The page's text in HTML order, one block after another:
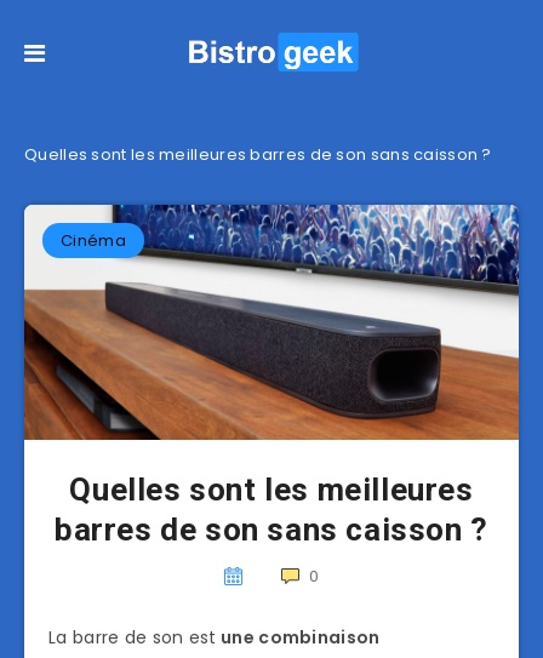
Quelles sont les meilleures barres de son sans caisson ?
Cinéma
Quelles sont les meilleures
barres de son sans caisson ?
0
La barre de son est une combinaison